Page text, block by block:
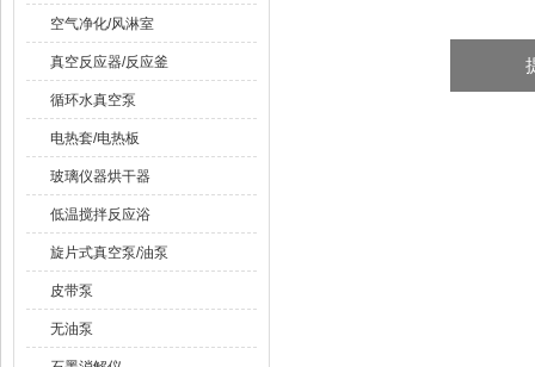
空气净化/风淋室
真空反应器/反应釜
循环水真空泵
电热套/电热板
玻璃仪器烘干器
低温搅拌反应浴
旋片式真空泵/油泵
皮带泵
无油泵